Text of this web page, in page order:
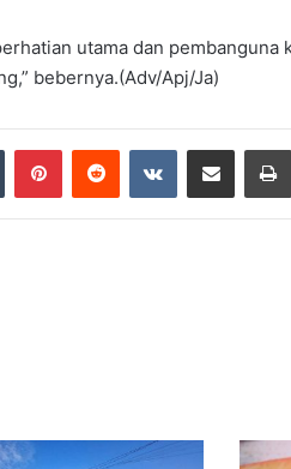
utama dan pembanguna
bebernya.(Adv/Apj/Ja)
Tumblr PinterestReddit VKontakteShare via Email